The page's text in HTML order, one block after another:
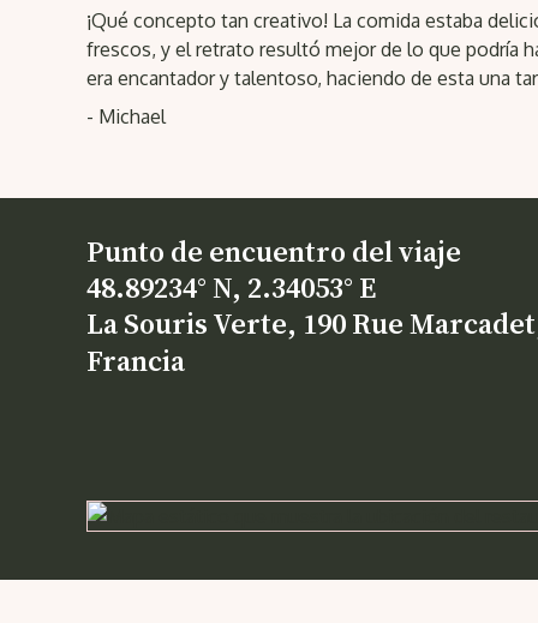
¡Qué concepto tan creativo! La comida estaba
frescos, y el retrato resultó mejor de lo que podría
era encantador y talentoso, haciendo de esta una
- Michael
Punto de encuentro del viaje
48.89234° N, 2.34053° E
La Souris Verte, 190 Rue
Francia